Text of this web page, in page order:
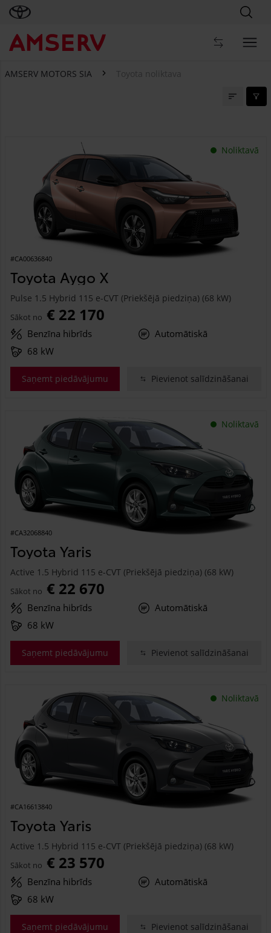
AMSERV MOTORS SIA Toyota noliktava
Noliktavā
#CA00636840
Toyota Aygo X
Pulse 1.5 Hybrid 115 e-CVT (Priekšējā piedziņa) (68 kW)
Sākot no € 22 170
Benzīna hibrīds
Automātiskā
68 kW
Saņemt piedāvājumu Pievienot salīdzināšanai
Noliktavā
#CA32068840
Toyota Yaris
Active 1.5 Hybrid 115 e-CVT (Priekšējā piedziņa) (68 kW)
Sākot no € 22 670
Benzīna hibrīds
Automātiskā
68 kW
Saņemt piedāvājumu Pievienot salīdzināšanai
Noliktavā
#CA16613840
Toyota Yaris
Active 1.5 Hybrid 115 e-CVT (Priekšējā piedziņa) (68 kW)
Sākot no € 23 570
Benzīna hibrīds
Automātiskā
68 kW
Saņemt piedāvājumu Pievienot salīdzināšanai